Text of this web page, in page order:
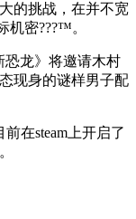
的挑战，在并不宽
机密???™。
恐龙》将邀请木村
现身的谜样男子配
在steam上开启了